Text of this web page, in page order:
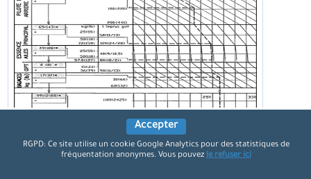
Accepter
RGPD: Ce site utilise un cookie Google Analytics pour des statistiques de
fréquentation anonymes. Vous pouvezle refuser ici